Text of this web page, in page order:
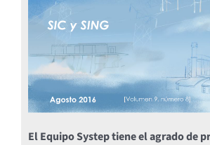
El Equipo Systep tiene el agrado de